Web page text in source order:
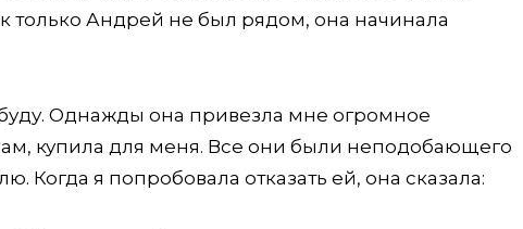
только Андрей не был рядом, она начинала
Однажды она привезла мне огромное
купила для меня. Все они были неподобающего
Когда я попробовала отказать ей, она сказала: